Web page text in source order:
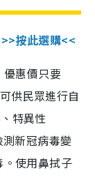
>>按此選購<<
惠價只要
供民眾進行自
特異性
新冠病毒變
使用鼻拭子